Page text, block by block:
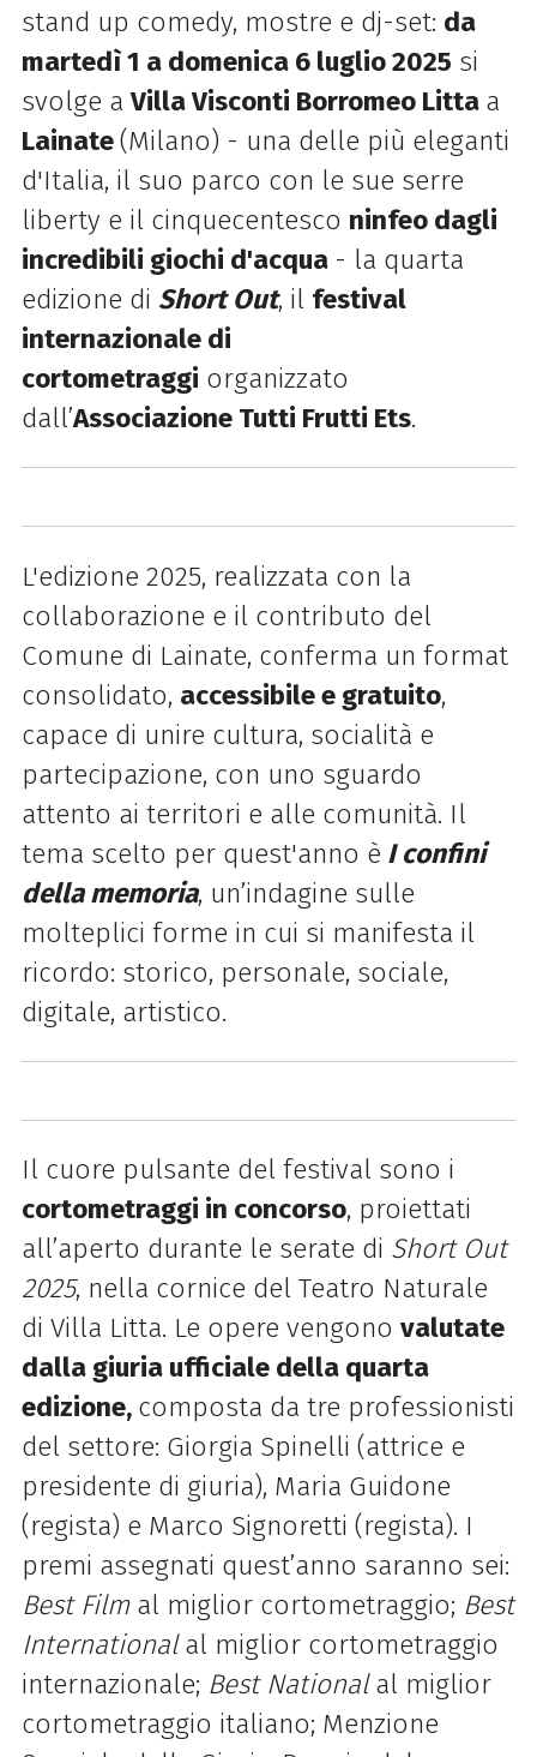
stand up comedy, mostre e dj-set: da
martedì 1 a domenica 6 luglio 2025 si
svolge aVilla Visconti Borromeo Litta a
Lainate(Milano) - una delle più eleganti
d'Italia, il suo parco con le sue serre
liberty e il cinquecentesco ninfeo dagli
incredibili giochi d'acqua - la quarta
edizione di Short Out, il festival
internazionale di
cortometraggi organizzato
dall’Associazione Tutti Frutti Ets.
L'edizione 2025, realizzata con la
collaborazione e il contributo del
Comune di Lainate, conferma un format
consolidato, accessibile e gratuito,
capace di unire cultura, socialità e
partecipazione, con uno sguardo
attento ai territori e alle comunità. Il
tema scelto per quest'anno è I confini
della memoria, un’indagine sulle
molteplici forme in cui si manifesta il
ricordo: storico, personale, sociale,
digitale, artistico.
Il cuore pulsante del festival sono i
cortometraggi in concorso, proiettati
all’aperto durante le serate di Short Out
2025, nella cornice del Teatro Naturale
di Villa Litta. Le opere vengono valutate
dalla giuria ufficiale della quarta
edizione, composta da tre professionisti
del settore: Giorgia Spinelli (attrice e
presidente di giuria), Maria Guidone
(regista) e Marco Signoretti (regista). I
premi assegnati quest’anno saranno sei:
Best Film al miglior cortometraggio; Best
Internationalal miglior cortometraggio
internazionale; Best Nationalal miglior
cortometraggio italiano; Menzione